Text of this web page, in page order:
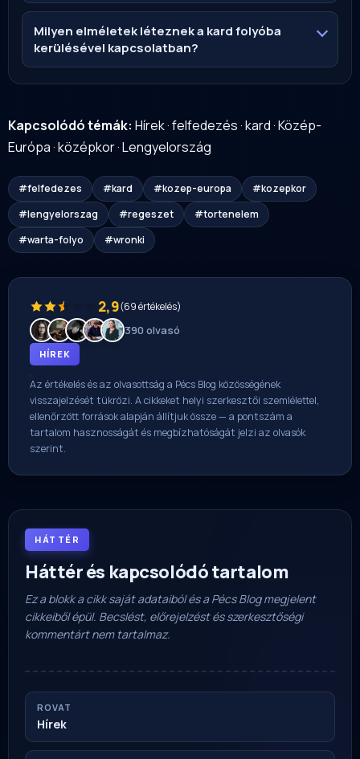
Milyen elméletek léteznek a kard folyóba
kerülésével kapcsolatban?
Kapcsolódó témák: Hírek·felfedezés·kard·Közép-
Európa·középkor·Lengyelország
#felfedezes #kard #kozep-europa
#kozepkor
#lengyelorszag
#regeszet
#tortenelem
#warta-folyo
#wronki
2,9(69 értékelés)
390 olvasó
HÍREK
Az értékelés és az olvasottság a Pécs Blog közösségének
visszajelzését tükrözi. A cikkeket helyi szerkesztői szemlélettel,
ellenőrzött források alapján állítjuk össze — a pontszám a
tartalom hasznosságát és megbízhatóságát jelzi az olvasók
szerint.
HÁTTÉR
Háttér és kapcsolódó tartalom
Ez a blokk a cikk saját adataiból és a Pécs Blog megjelent
cikkeiből épül. Becslést, előrejelzést és szerkesztőségi
kommentárt nem tartalmaz.
ROVAT
Hírek